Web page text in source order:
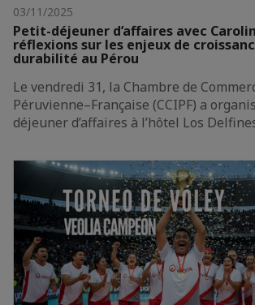
03/11/2025
Petit-déjeuner d’affaires avec
réflexions sur les enjeux de
durabilité au Pérou
Le vendredi 31, la Chambre de
Péruvienne–Française (CCIPF) a
déjeuner d’affaires à l’hôtel Los